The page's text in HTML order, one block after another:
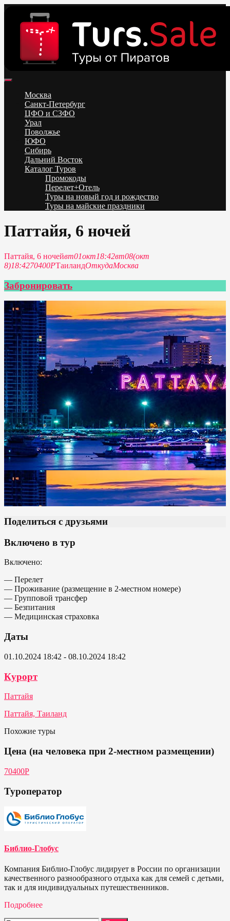
content
Низкие цены на путевки 3-7-10 ночей все включено, отдых на
море. Распродажа экскурсионных и горнолыжных туров.
Обновление каждый день. Официальный сайт Тур Сейл
Москва
Санкт-Петербург
ЦФО и СЗФО
Урал
Поволжье
ЮФО
Сибирь
Дальний Восток
Каталог Туров
Промокоды
Перелет+Отель
Туры на новый год и рождество
Туры на майские праздники
Паттайя, 6 ночей
Паттайя, 6 ночейвт01окт18:42вт08(окт
8)18:4270400РТаиландОткудаМосква
Забронировать
Поделиться с друзьями
Включено в тур
Включено:
— Перелет
— Проживание (размещение в 2-местном номере)
— Групповой трансфер
— Безпитания
— Медицинская страховка
Даты
01.10.2024 18:42 - 08.10.2024 18:42
Курорт
Паттайя
Паттайя, Таиланд
Похожие туры
Цена (на человека при 2-местном размещении)
70400Р
Туроператор
Библио-Глобус
Компания Библио-Глобус лидирует в России по организации
качественного разнообразного отдыха как для семей с детьми,
так и для индивидуальных путешественников.
Подробнее